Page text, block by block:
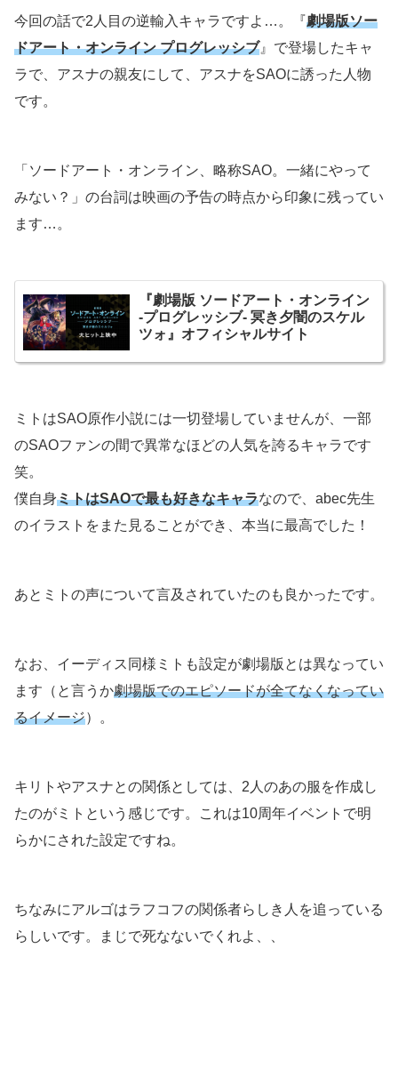
今回の話で2人目の逆輸入キャラですよ…。『劇場版ソー
ドアート・オンライン プログレッシブ』で登場したキャ
ラで、アスナの親友にして、アスナをSAOに誘った人物
です。
「ソードアート・オンライン、略称SAO。一緒にやって
みない？」の台詞は映画の予告の時点から印象に残ってい
ます…。
『劇場版 ソードアート・オンライン
-プログレッシブ- 冥き夕闇のスケル
ツォ』オフィシャルサイト
ミトはSAO原作小説には一切登場していませんが、一部
のSAOファンの間で異常なほどの人気を誇るキャラです
笑。
僕自身ミトはSAOで最も好きなキャラなので、abec先生
のイラストをまた見ることができ、本当に最高でした！
あとミトの声について言及されていたのも良かったです。
なお、イーディス同様ミトも設定が劇場版とは異なってい
ます（と言うか劇場版でのエピソードが全てなくなってい
るイメージ）。
キリトやアスナとの関係としては、2人のあの服を作成し
たのがミトという感じです。これは10周年イベントで明
らかにされた設定ですね。
ちなみにアルゴはラフコフの関係者らしき人を追っている
らしいです。まじで死なないでくれよ、、